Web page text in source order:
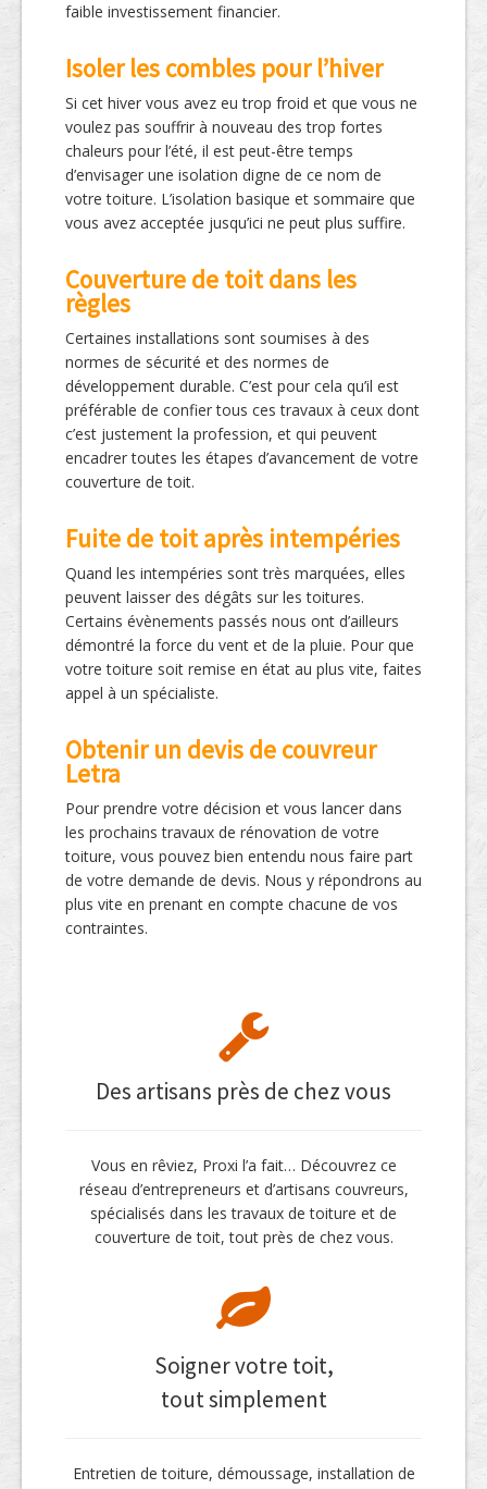
faible investissement financier.
Isoler les combles pour l’hiver
Si cet hiver vous avez eu trop froid et que vous ne
voulez pas souffrir à nouveau des trop fortes
chaleurs pour l’été, il est peut-être temps
d’envisager une isolation digne de ce nom de
votre toiture. L’isolation basique et sommaire que
vous avez acceptée jusqu’ici ne peut plus suffire.
Couverture de toit dans les
règles
Certaines installations sont soumises à des
normes de sécurité et des normes de
développement durable. C’est pour cela qu’il est
préférable de confier tous ces travaux à ceux dont
c’est justement la profession, et qui peuvent
encadrer toutes les étapes d’avancement de votre
couverture de toit.
Fuite de toit après intempéries
Quand les intempéries sont très marquées, elles
peuvent laisser des dégâts sur les toitures.
Certains évènements passés nous ont d’ailleurs
démontré la force du vent et de la pluie. Pour que
votre toiture soit remise en état au plus vite, faites
appel à un spécialiste.
Obtenir un devis de couvreur
Letra
Pour prendre votre décision et vous lancer dans
les prochains travaux de rénovation de votre
toiture, vous pouvez bien entendu nous faire part
de votre demande de devis. Nous y répondrons au
plus vite en prenant en compte chacune de vos
contraintes.
Des artisans près de chez vous
Vous en rêviez, Proxi l’a fait… Découvrez ce
réseau d’entrepreneurs et d’artisans couvreurs,
spécialisés dans les travaux de toiture et de
couverture de toit, tout près de chez vous.
Soigner votre toit,
tout simplement
Entretien de toiture, démoussage, installation de